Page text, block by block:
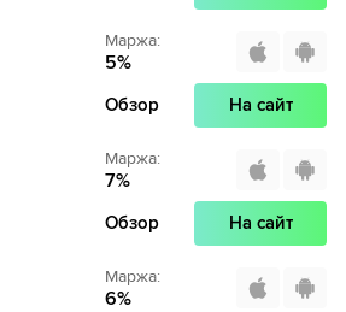
Маржа:
5%
Обзор На сайт
Маржа:
7%
Обзор На сайт
Маржа:
6%